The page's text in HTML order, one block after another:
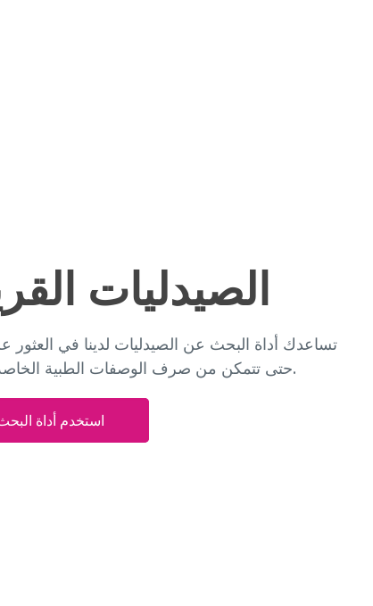
الصيدليات
تساعدك أداة البحث عن الصيدليات لدينا في
حتى تتمكن من صرف الوصفات الطبية الخاصة بك بسرعة وسهولة.
استخدم أداة